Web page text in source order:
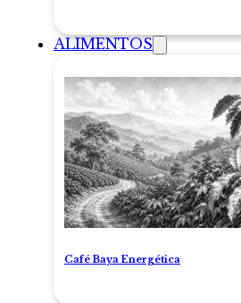
ALIMENTOS
Café Baya Energética